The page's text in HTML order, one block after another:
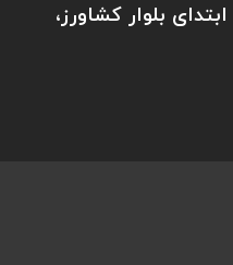
بلوار کشاورز،